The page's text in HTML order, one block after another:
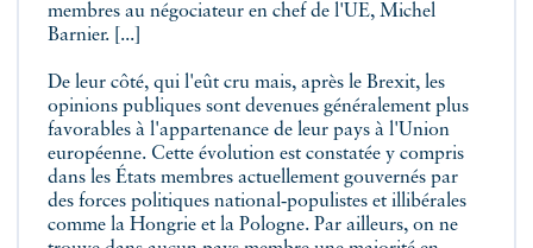
membres au négociateur en chef de l'UE, Michel
Barnier. [...]
De leur côté, qui l'eût cru mais, après le Brexit, les
opinions publiques sont devenues généralement plus
favorables à l'appartenance de leur pays à l'Union
européenne. Cette évolution est constatée y compris
dans les États membres actuellement gouvernés par
des forces politiques national‑populistes et illibérales
comme la Hongrie et la Pologne. Par ailleurs, on ne